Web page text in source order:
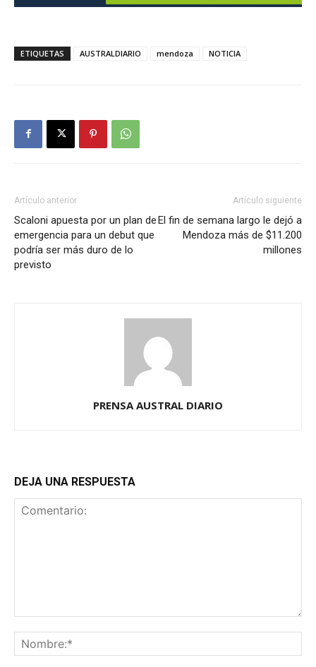
ETIQUETAS AUSTRALDIARIO mendoza NOTICIA
Artículo anterior
Scaloni apuesta por un plan de
emergencia para un debut que
podría ser más duro de lo
previsto
Artículo siguiente
El fin de semana largo le dejó a
Mendoza más de $11.200
millones
PRENSA AUSTRAL DIARIO
DEJA UNA RESPUESTA